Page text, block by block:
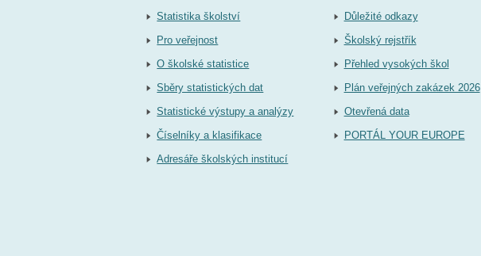
Statistika školství
Pro veřejnost
O školské statistice
Sběry statistických dat
Statistické výstupy a analýzy
Číselníky a klasifikace
Adresáře školských institucí
Důležité odkazy
Školský rejstřík
Přehled vysokých škol
Plán veřejných zakázek 2026
Otevřená data
PORTÁL YOUR EUROPE